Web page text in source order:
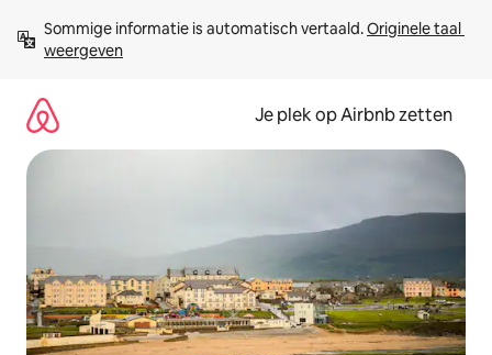
direct
naar
Sommige informatie is automatisch vertaald. Originele taal
weergeven
Je plek op Airbnb zetten